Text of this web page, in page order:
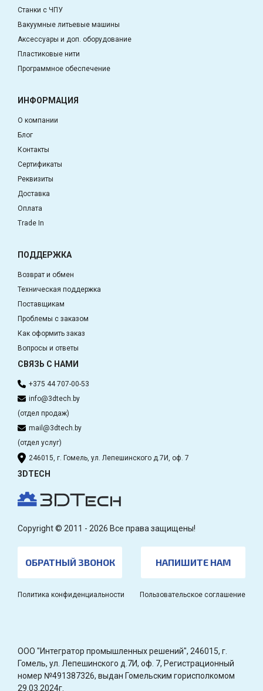
Станки с ЧПУ
Вакуумные литьевые машины
Аксессуары и доп. оборудование
Пластиковые нити
Программное обеспечение
ИНФОРМАЦИЯ
О компании
Блог
Контакты
Сертификаты
Реквизиты
Доставка
Оплата
Trade In
ПОДДЕРЖКА
Возврат и обмен
Техническая поддержка
Поставщикам
Проблемы с заказом
Как оформить заказ
Вопросы и ответы
СВЯЗЬ С НАМИ
+375 44 707-00-53
info@3dtech.by
(отдел продаж)
mail@3dtech.by
(отдел услуг)
246015, г. Гомель, ул. Лепешинского д.7И, оф. 7
3DTECH
Copyright © 2011 - 2026 Все права защищены!
ОБРАТНЫЙ ЗВОНОК НАПИШИТЕ НАМ
Политика конфиденциальности Пользовательское соглашение
OOO "Интегратор промышленных решений", 246015, г.
Гомель, ул. Лепешинского д.7И, оф. 7, Регистрационный
номер №491387326, выдан Гомельским горисполкомом
29.03.2024г.